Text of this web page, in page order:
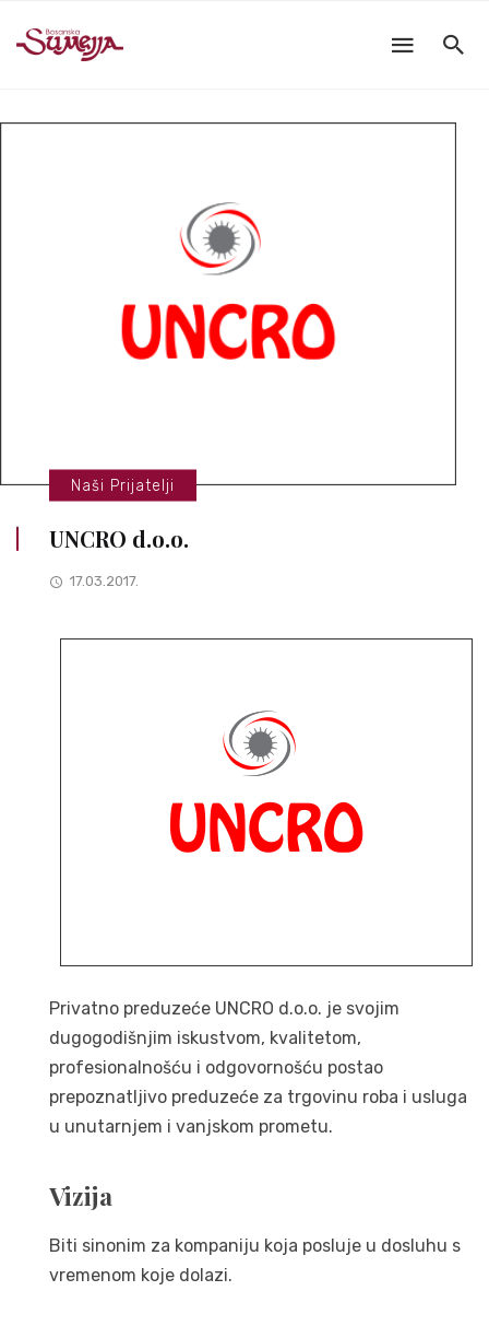
Naši Prijatelji
UNCRO d.o.o.
17.03.2017.
Privatno preduzeće UNCRO d.o.o. je svojim
dugogodišnjim iskustvom, kvalitetom,
profesionalnošću i odgovornošću postao
prepoznatljivo preduzeće za trgovinu roba i usluga
u unutarnjem i vanjskom prometu.
Vizija
Biti sinonim za kompaniju koja posluje u dosluhu s
vremenom koje dolazi.